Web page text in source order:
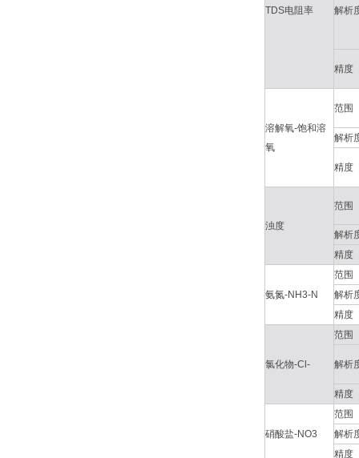
TDS电阻率 解析
精度
溶解氧-饱和溶
氧
范围
解析
精度
浊度
范围
解析
精度
氨氮-NH3-N
范围
解析
精度
氯化物-Cl-
范围
解析
精度
硝酸盐-NO3
范围
解析
精度